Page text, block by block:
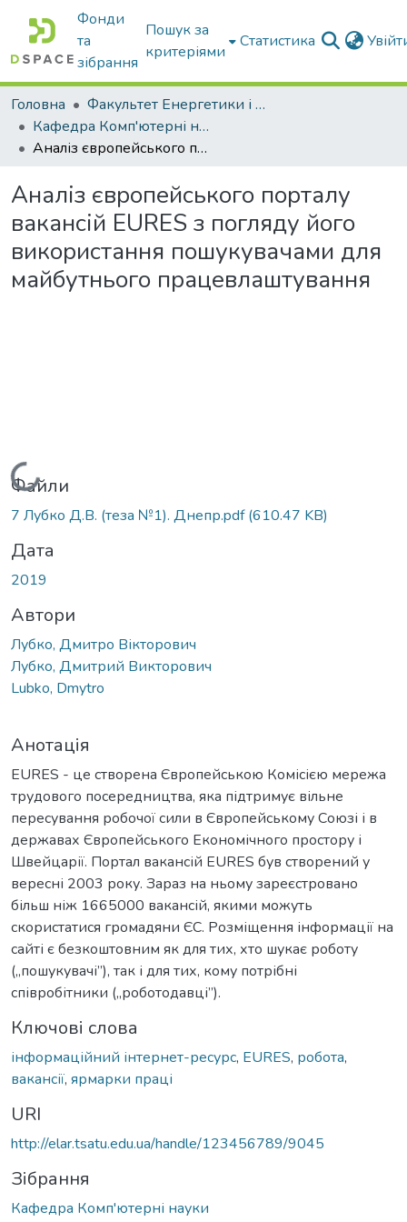
Фонди
та
зібрання
Пошук за
критеріями
Статистика
Головна
Факультет Енергетики і комп'ютерних технологій
Кафедра Комп'ютерні науки
Аналіз європейського порталу вакансій EURES з погляду його використання пошукувачами для майбутнього працевлаштування
Аналіз європейського порталу
вакансій EURES з погляду його
використання пошукувачами для
майбутнього працевлаштування
Вантажиться...
Файли
7 Лубко Д.В. (теза №1). Днепр.pdf(610.47 KB)
Дата
2019
Автори
Лубко, Дмитро Вікторович
Лубко, Дмитрий Викторович
Lubko, Dmytro
Анотація
EURES - це створена Європейською Комісією мережа
трудового посередництва, яка підтримує вільне
пересування робочої сили в Європейському Союзі і в
державах Європейського Економічного простору і
Швейцарії. Портал вакансій EURES був створений у
вересні 2003 року. Зараз на ньому зареєстровано
більш ніж 1665000 вакансій, якими можуть
скористатися громадяни ЄС. Розміщення інформації на
сайті є безкоштовним як для тих, хто шукає роботу
(„пошукувачі”), так і для тих, кому потрібні
співробітники („роботодавці”).
Ключові слова
інформаційний інтернет-ресурс, EURES, робота,
вакансії, ярмарки праці
URI
http://elar.tsatu.edu.ua/handle/123456789/9045
Зібрання
Кафедра Комп'ютерні науки